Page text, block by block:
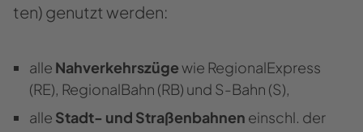
ten) ge­nutzt wer­den:
alle Nah­ver­kehrs­zü­gewie Re­gio­nal­Ex­press
(RE), Re­gio­nal­Bahn (RB) und S-​Bahn (S),
alle Stadt-​ und Stra­ßen­bah­nen einschl. der